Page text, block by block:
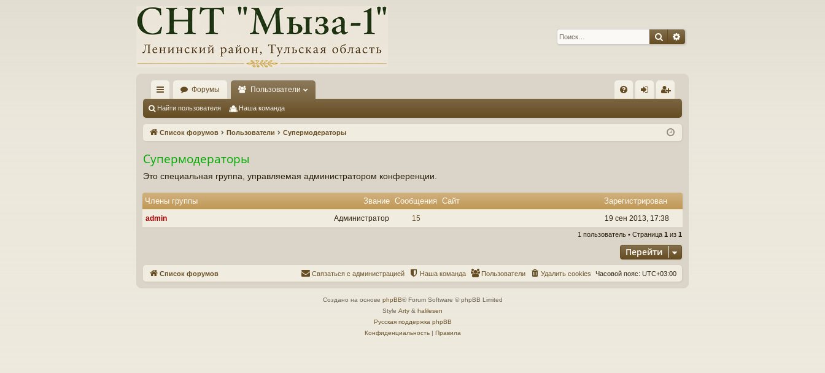
ПоискРасширенный поиск
с
ы
и
Форумы Пользователи
Q д ис
Найти пользователя Наша команда
Список форумов Пользователи Супермодераторы
Супермодераторы
Это специальная группа, управляемая администратором конференции.
Звание
Члены группы Сообщения Сайт Зарегистрирован
Администратор
admin 15 19 сен 2013, 17:38
1 пользователь • Страница 1 из 1
Перейти
Список форумов Часовой пояс: UTC+03:00
Удалить cookies
Пользователи
Наша команда
Связаться с администрацией
Создано на основе phpBB® Forum Software © phpBB Limited
Style Arty & halilesen
Русская поддержка phpBB
Конфиденциальность| Правила